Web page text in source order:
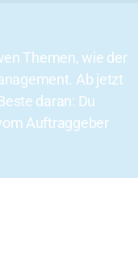
Themen, wie der
Ab jetzt
daran: Du
Auftraggeber